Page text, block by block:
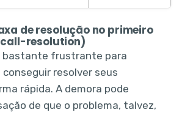
de resolução no primeiro
resolution)
bastante frustrante para
resolver seus
rápida. A demora pode
de que o problema, talvez,